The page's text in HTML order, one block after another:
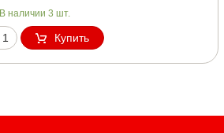
В наличии 3 шт.
Купить